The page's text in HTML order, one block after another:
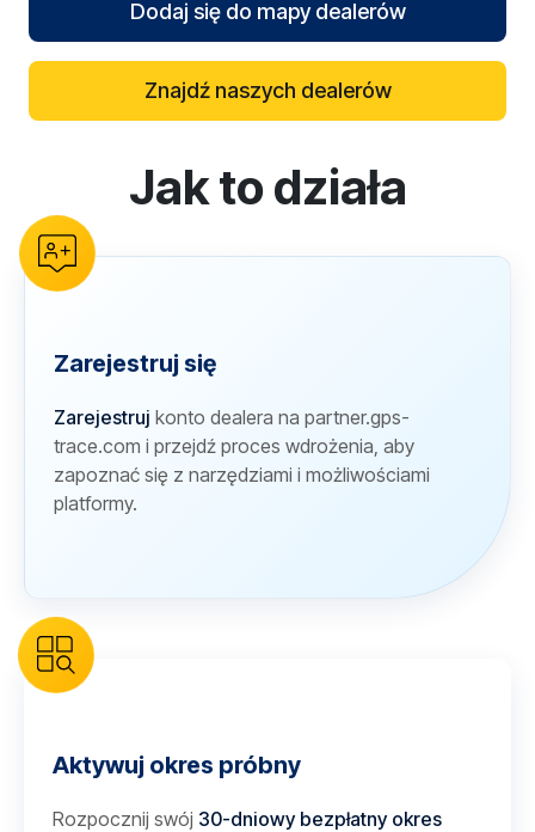
Dodaj się do mapy dealerów
Znajdź naszych dealerów
reCAPTCHA verificationJak to działa
Zarejestruj się
Zarejestruj konto dealera na partner.gps-
trace.com i przejdź proces wdrożenia, aby
zapoznać się z narzędziami i możliwościami
platformy.
Aktywuj okres próbny
Rozpocznij swój 30-dniowy bezpłatny okres